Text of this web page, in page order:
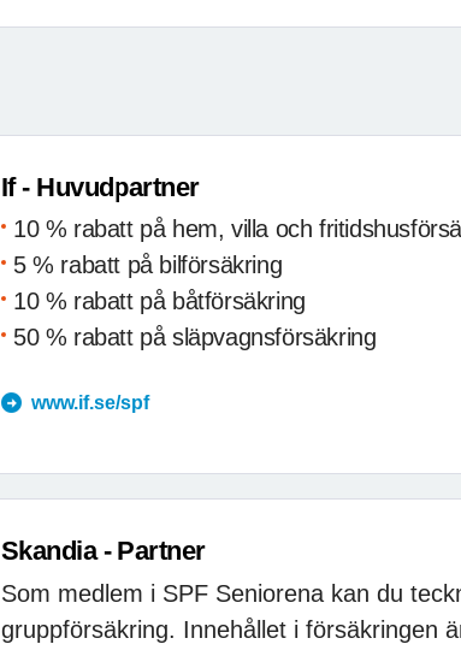
If - Huvudpartner
10 % rabatt på hem, villa och
5 % rabatt på bilförsäkring
10 % rabatt på båtförsäkring
50 % rabatt på släpvagnsförsäkring
www.if.se/spf
Skandia - Partner
Som medlem i SPF Seniorena kan du
gruppförsäkring. Innehållet i försäkringen